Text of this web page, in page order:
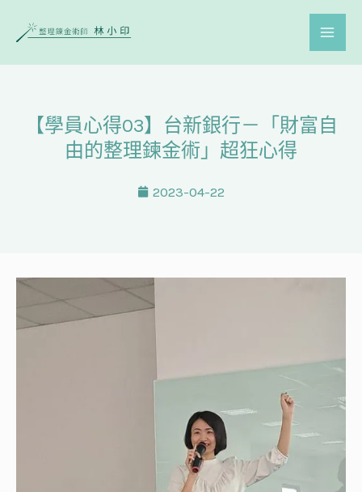
【學員心得03】台新銀行－「財富自
由的整理鍊金術」超狂心得
2023-04-22